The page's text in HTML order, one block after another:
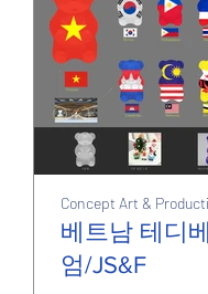
베트남 테디
엄/JS&F
Concept Art &